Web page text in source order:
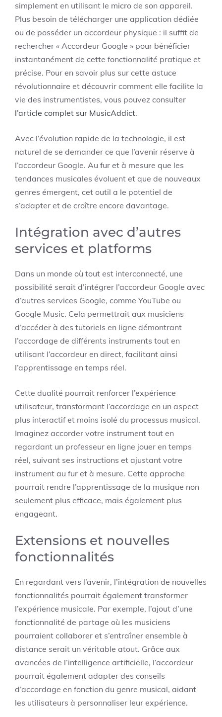
simplement en utilisant le micro de son appareil.
Plus besoin de télécharger une application dédiée
ou de posséder un accordeur physique : il suffit de
rechercher « Accordeur Google » pour bénéficier
instantanément de cette fonctionnalité pratique et
précise. Pour en savoir plus sur cette astuce
révolutionnaire et découvrir comment elle facilite la
vie des instrumentistes, vous pouvez consulter
l’article complet sur MusicAddict.
Avec l’évolution rapide de la technologie, il est
naturel de se demander ce que l’avenir réserve à
l’accordeur Google. Au fur et à mesure que les
tendances musicales évoluent et que de nouveaux
genres émergent, cet outil a le potentiel de
s’adapter et de croître encore davantage.
Intégration avec d’autres
services et platforms
Dans un monde où tout est interconnecté, une
possibilité serait d’intégrer l’accordeur Google avec
d’autres services Google, comme YouTube ou
Google Music. Cela permettrait aux musiciens
d’accéder à des tutoriels en ligne démontrant
l’accordage de différents instruments tout en
utilisant l’accordeur en direct, facilitant ainsi
l’apprentissage en temps réel.
Cette dualité pourrait renforcer l’expérience
utilisateur, transformant l’accordage en un aspect
plus interactif et moins isolé du processus musical.
Imaginez accorder votre instrument tout en
regardant un professeur en ligne jouer en temps
réel, suivant ses instructions et ajustant votre
instrument au fur et à mesure. Cette approche
pourrait rendre l’apprentissage de la musique non
seulement plus efficace, mais également plus
engageant.
Extensions et nouvelles
fonctionnalités
En regardant vers l’avenir, l’intégration de nouvelles
fonctionnalités pourrait également transformer
l’expérience musicale. Par exemple, l’ajout d’une
fonctionnalité de partage où les musiciens
pourraient collaborer et s’entraîner ensemble à
distance serait un véritable atout. Grâce aux
avancées de l’intelligence artificielle, l’accordeur
pourrait également adapter des conseils
d’accordage en fonction du genre musical, aidant
les utilisateurs à personnaliser leur expérience.